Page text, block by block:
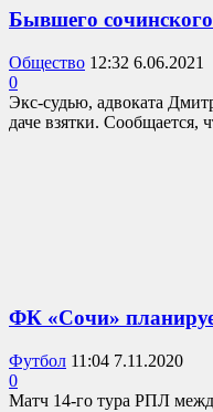
Бывшего
Общество 12:32 6.06.2021
0
Экс-судью, адвоката
даче взятки. Сообщается,
ФК «Сочи»
Футбол 11:04 7.11.2020
0
Матч 14-го тура РПЛ